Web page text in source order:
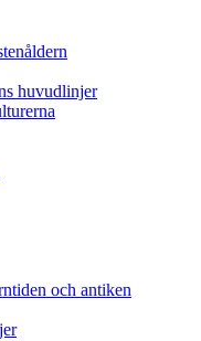
huvudlinjer
och antiken